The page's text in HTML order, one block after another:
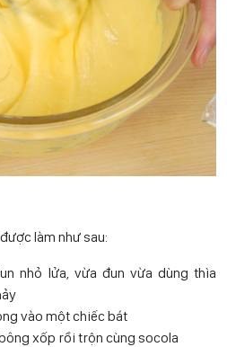
làm như sau:
nhỏ lửa, vừa đun vừa dùng thìa
vào một chiếc bát
xốp rồi trộn cùng socola